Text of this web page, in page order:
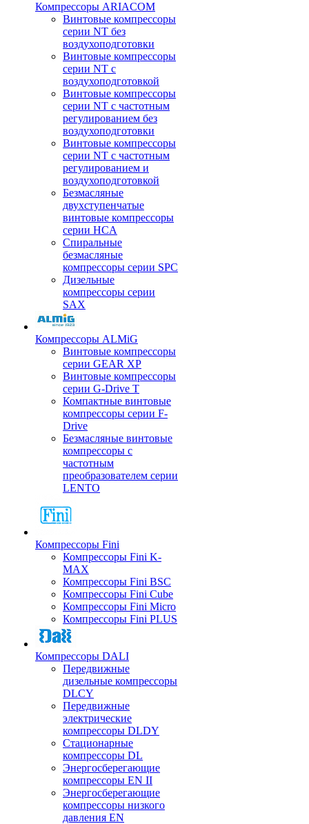
Компрессоры ARIACOM
Винтовые компрессоры
серии NT без
воздухоподготовки
Винтовые компрессоры
серии NT c
воздухоподготовкой
Винтовые компрессоры
серии NT с частотным
регулированием без
воздухоподготовки
Винтовые компрессоры
серии NT с частотным
регулированием и
воздухоподготовкой
Безмасляные
двухступенчатые
винтовые компрессоры
серии HCA
Спиральные
безмасляные
компрессоры серии SPC
Дизельные
компрессоры серии
SAX
Компрессоры ALMiG
Винтовые компрессоры
серии GEAR XP
Винтовые компрессоры
серии G-Drive T
Компактные винтовые
компрессоры серии F-
Drive
Безмасляные винтовые
компрессоры с
частотным
преобразователем серии
LENTO
Компрессоры Fini
Компрессоры Fini K-
MAX
Компрессоры Fini BSC
Компрессоры Fini Cube
Компрессоры Fini Micro
Компрессоры Fini PLUS
Компрессоры DALI
Передвижные
дизельные компрессоры
DLCY
Передвижные
электрические
компрессоры DLDY
Стационарные
компрессоры DL
Энергосберегающие
компрессоры EN II
Энергосберегающие
компрессоры низкого
давления EN